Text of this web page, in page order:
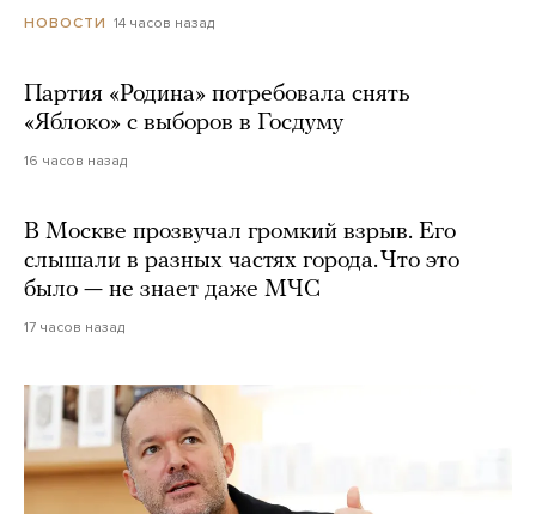
НОВОСТИ 14 часов назад
Партия «Родина» потребовала снять
«Яблоко» с выборов в Госдуму
16 часов назад
В Москве прозвучал громкий взрыв. Его
слышали в разных частях города. Что это
было — не знает даже МЧС
17 часов назад